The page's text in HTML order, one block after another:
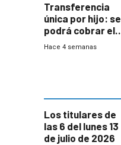
Transferencia
única por hijo: se
podrá cobrar el
100% en efectivo
Hace 4 semanas
Los titulares de
las 6 del lunes 13
de julio de 2026